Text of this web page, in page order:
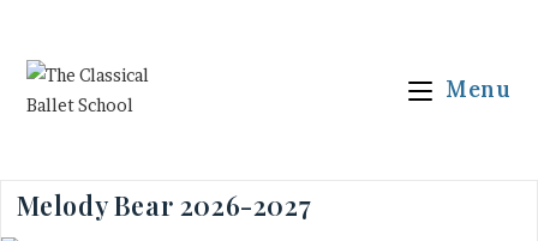
contingut
Menu
Melody Bear 2026-2027